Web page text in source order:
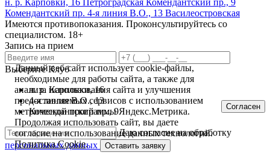
н. р. Карповки, 16 Петроградская Комендантский пр., 9
Комендантский пр. 4-я линия В.О., 13 Василеостровская
Имеются противопоказания. Проконсультируйтесь со
специалистом. 18+
Запись на прием
Выберите Клуб
н. р. Карповки, 16
4-я линия В.О., 13
Комендантский пр., 9
Даю согласие на обработку
персональных данных
Данный веб-сайт использует cookie-файлы,
необходимые для работы сайта, а также для
анализа использования сайта и улучшения
предоставляемых сервисов с использованием
метрической программы Яндекс.Метрика.
Продолжая использовать сайт, вы даете
согласие на использование данных технологий.
Политика Cookie.
Согласен